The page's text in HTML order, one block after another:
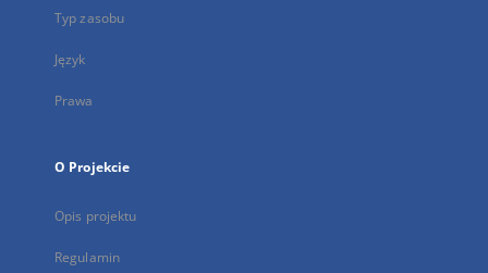
Typ zasobu
Język
Prawa
O Projekcie
Opis projektu
Regulamin